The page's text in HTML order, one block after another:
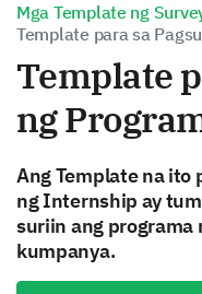
Mga Template ng
Template para sa
Template
ng
Ang Template na ito
ng Internship ay
suriin ang programa
kumpanya.